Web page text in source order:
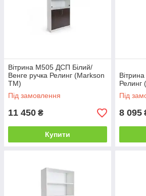
Вітрина М505 ДСП Білий/
Венге ручка Релинг (Markson
TM)
Під замовлення
11 450 ₴
Купити
Релинг
Під
8 095